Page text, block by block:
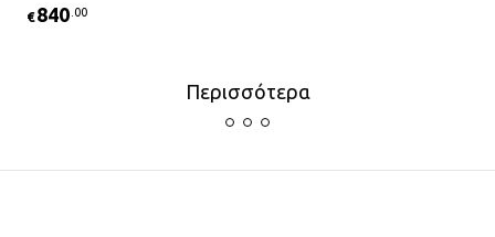
€ 840 .00
Περισσότερα